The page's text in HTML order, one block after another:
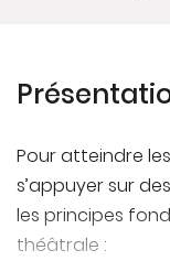
Pour atteindre
s’appuyer sur
les principes
théâtrale :